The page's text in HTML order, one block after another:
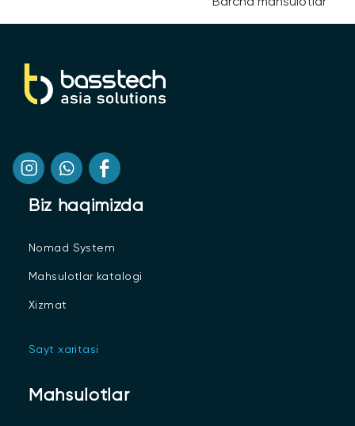
Biz haqimizda
Nomad System
Mahsulotlar katalogi
Xizmat
Sayt xaritasi
Mahsulotlar